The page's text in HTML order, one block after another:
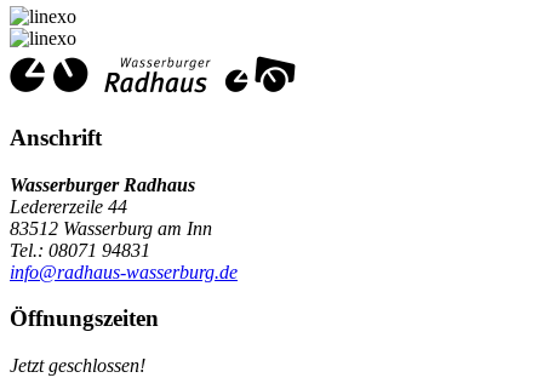
Anschrift
Wasserburger Radhaus
Ledererzeile 44
83512 Wasserburg am Inn
Tel.: 08071 94831
info@radhaus-wasserburg.de
Öffnungszeiten
Jetzt geschlossen!